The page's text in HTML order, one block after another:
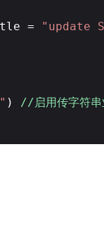
=
"update
) //启用传字符串